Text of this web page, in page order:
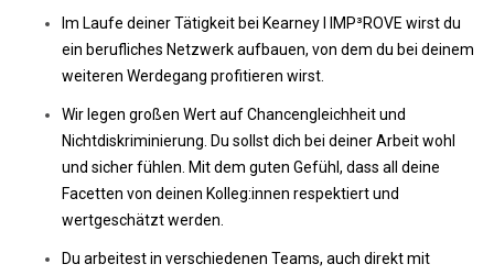
Im Laufe deiner Tätigkeit bei Kearney I IMP³ROVE wirst du
ein berufliches Netzwerk aufbauen, von dem du bei deinem
weiteren Werdegang profitieren wirst.
Wir legen großen Wert auf Chancengleichheit und
Nichtdiskriminierung. Du sollst dich bei deiner Arbeit wohl
und sicher fühlen. Mit dem guten Gefühl, dass all deine
Facetten von deinen Kolleg:innen respektiert und
wertgeschätzt werden.
Du arbeitest in verschiedenen Teams, auch direkt mit